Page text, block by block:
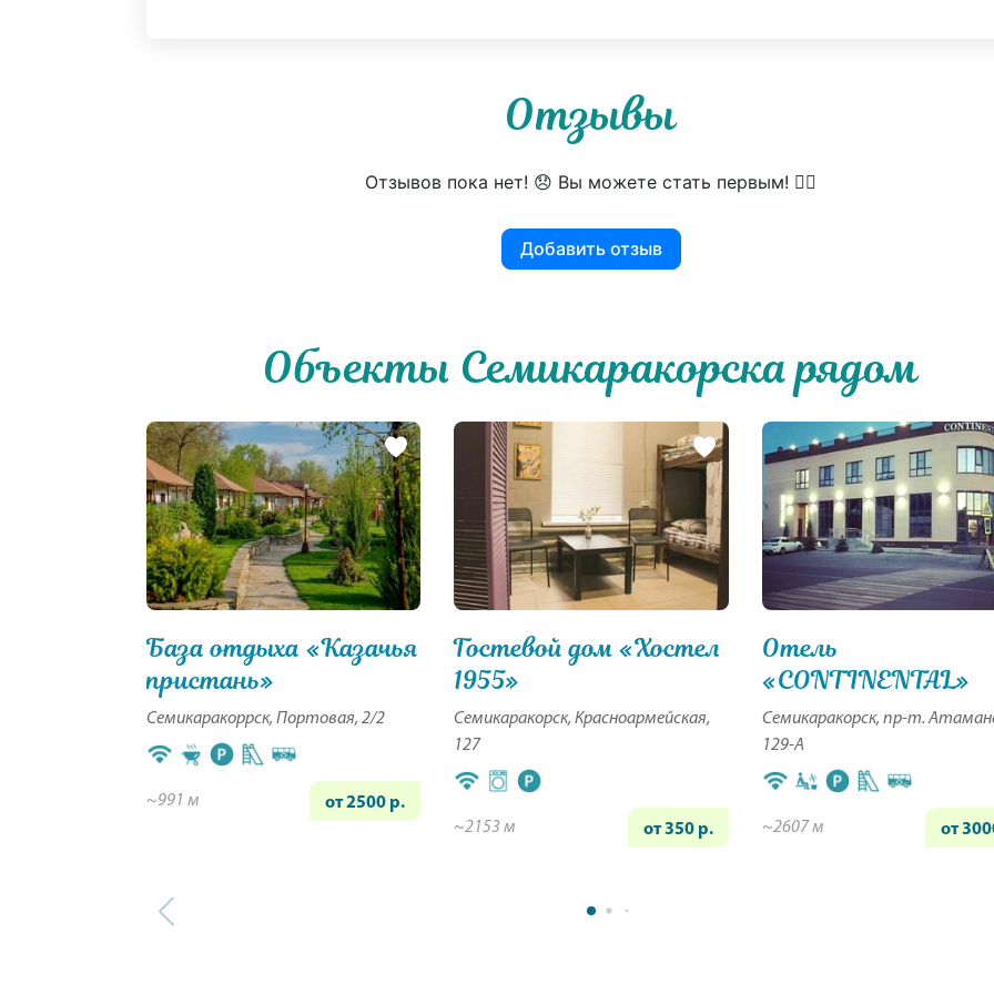
Отзывы
Отзывов пока нет! 😞 Вы можете стать первым! 👍🏻
Добавить отзыв
Объекты Семикаракорска рядом
База отдыха «Казачья
пристань»
Семикаракоррск, Портовая, 2/2
~991 м от 2500 р.
Гостевой дом «Хостел
1955»
Семикаракорск, Красноармейская,
127
~2153 м от 350 р.
Отель
«CONTINENTAL»
Семикаракорск, пр-т.
129-А
~2607 м от